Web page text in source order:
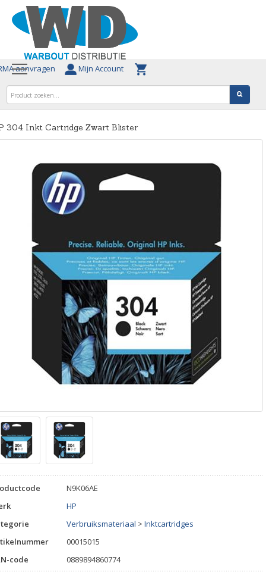
aanvragen Mijn Account
304 Inkt Cartridge Zwart Blister
N9K06AE
HP
Verbruiksmateriaal > Inktcartridges
00015015
code
0889894860774